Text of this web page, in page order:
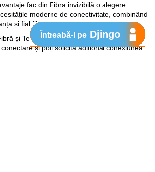
fac din Fibra invizibilă o alegere
moderne de conectivitate, combinând
și fiabilitatea.
și Televiziune de la Orange, primește
și poți solicita adițional conexiunea
Întreabă-l pe Djingo